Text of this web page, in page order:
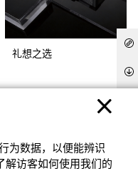
礼想之选
为数据，以便能辨识
解访客如何使⽤我们的